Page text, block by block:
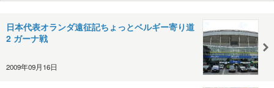
日本代表オランダ遠征記ちょっとベルギー寄り道
2 ガーナ戦
2009年09月16日